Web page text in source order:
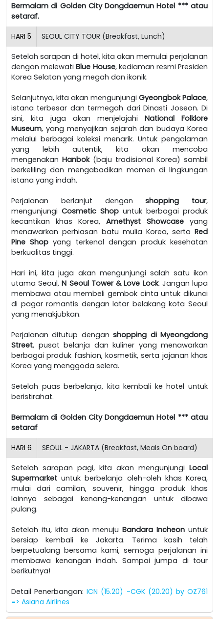
Bermalam di Golden City Dongdaemun Hotel *** atau
setaraf.
HARI 5 SEOUL CITY TOUR (Breakfast, Lunch)
Setelah sarapan di hotel, kita akan memulai perjalanan
dengan melewatiBlue House, kediaman resmi Presiden
Korea Selatan yang megah dan ikonik.
Selanjutnya, kita akan mengunjungi Gyeongbok Palace,
istana terbesar dan termegah dari Dinasti Joseon. Di
sini, kita juga akan menjelajahi National Folklore
Museum, yang menyajikan sejarah dan budaya Korea
melalui berbagai koleksi menarik. Untuk pengalaman
yang lebih autentik, kita akan mencoba
mengenakan Hanbok(baju tradisional Korea) sambil
berkeliling dan mengabadikan momen di lingkungan
istana yang indah.
Perjalanan berlanjut denganshopping tour,
mengunjungi Cosmetic Shop untuk berbagai produk
kecantikan khas Korea, Amethyst Showcase yang
menawarkan perhiasan batu mulia Korea, serta Red
Pine Shop yang terkenal dengan produk kesehatan
berkualitas tinggi.
Hari ini, kita juga akan mengunjungi salah satu ikon
utama Seoul,N Seoul Tower & Love Lock. Jangan lupa
membawa atau membeli gembok cinta untuk dikunci
di pagar romantis dengan latar belakang kota Seoul
yang menakjubkan.
Perjalanan ditutup denganshopping di Myeongdong
Street, pusat belanja dan kuliner yang menawarkan
berbagai produk fashion, kosmetik, serta jajanan khas
Korea yang menggoda selera.
Setelah puas berbelanja, kita kembali ke hotel untuk
beristirahat.
Bermalam di Golden City Dongdaemun Hotel *** atau
setaraf
HARI 6 SEOUL - JAKARTA (Breakfast, Meals On board)
Setelah sarapan pagi, kita akan mengunjungi Local
Supermarket untuk berbelanja oleh-oleh khas Korea,
mulai dari camilan, souvenir, hingga produk khas
lainnya sebagai kenang-kenangan untuk dibawa
pulang.
Setelah itu, kita akan menuju Bandara Incheon untuk
bersiap kembali ke Jakarta. Terima kasih telah
berpetualang bersama kami, semoga perjalanan ini
membawa kenangan indah. Sampai jumpa di tour
berikutnya!
Detail Penerbangan:ICN (15.20) -CGK (20.20) by OZ761
=> Asiana Airlines